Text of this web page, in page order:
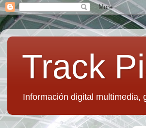
Track
Información digital multimedia,